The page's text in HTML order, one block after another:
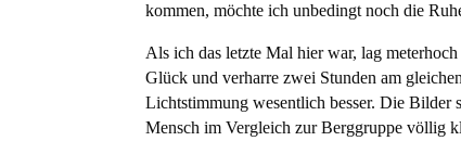
kommen, möchte ich unbedingt noch die
Als ich das letzte Mal hier war, lag
Glück und verharre zwei Stunden am
Lichtstimmung wesentlich besser. Die Bilder
Mensch im Vergleich zur Berggruppe völlig